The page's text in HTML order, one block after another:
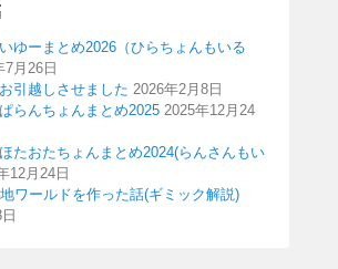
ゆーまとめ2026（ひらちょんもいる
7月26日
引越しさせました 2026年2月8日
らんちょんまとめ2025 2025年12月24
たおたちょんまとめ2024(らんさんもい
12月24日
ワールドを作った話(ギミック解説)